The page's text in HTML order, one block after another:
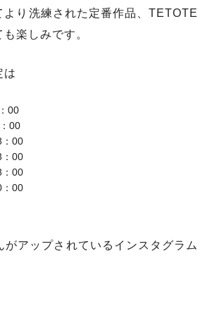
より洗練された定番作品、TETOTE
楽しみです。
は
00
00
00
00
00
00
アップされているインスタグラム